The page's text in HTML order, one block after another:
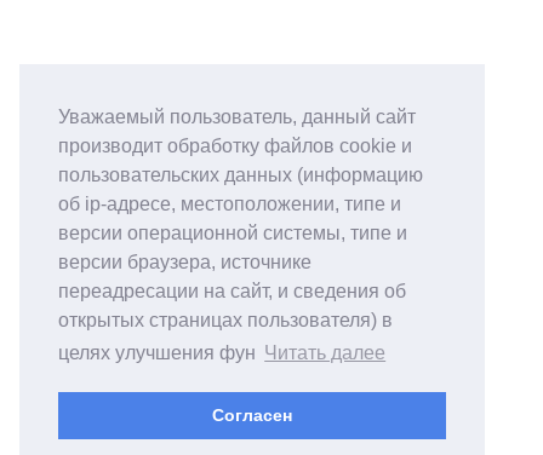
Уважаемый пользователь, данный сайт
производит обработку файлов cookie и
пользовательских данных (информацию
об ip-адресе, местоположении, типе и
версии операционной системы, типе и
версии браузера, источнике
переадресации на сайт, и сведения об
открытых страницах пользователя) в
целях улучшения фун Читать далее
Согласен